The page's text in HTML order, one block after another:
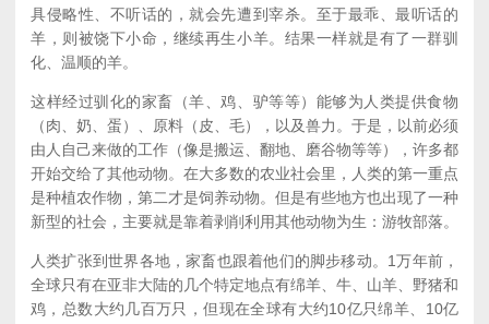
具侵略性、不听话的，就会先遭到宰杀。至于最乖、最听话的
羊，则被饶下小命，继续再生小羊。结果一样就是有了一群驯
化、温顺的羊。
这样经过驯化的家畜（羊、鸡、驴等等）能够为人类提供食物
（肉、奶、蛋）、原料（皮、毛），以及兽力。于是，以前必须
由人自己来做的工作（像是搬运、翻地、磨谷物等等），许多都
开始交给了其他动物。在大多数的农业社会里，人类的第一重点
是种植农作物，第二才是饲养动物。但是有些地方也出现了一种
新型的社会，主要就是靠着剥削利用其他动物为生：游牧部落。
人类扩张到世界各地，家畜也跟着他们的脚步移动。1万年前，
全球只有在亚非大陆的几个特定地点有绵羊、牛、山羊、野猪和
鸡，总数大约几百万只，但现在全球有大约10亿只绵羊、10亿